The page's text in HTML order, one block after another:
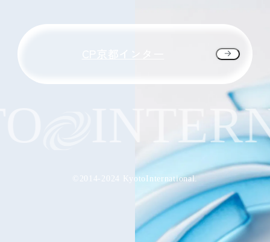
©2014-2024 KyotoInternational.